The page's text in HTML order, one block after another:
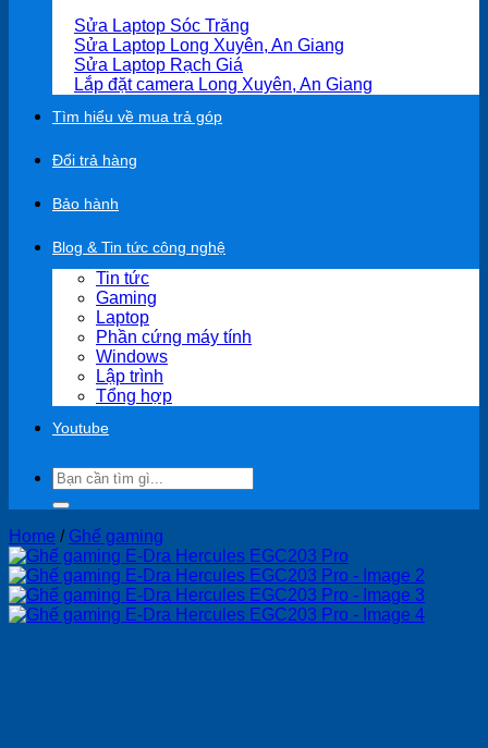
Sửa Laptop Sóc Trăng
Sửa Laptop Long Xuyên, An Giang
Sửa Laptop Rạch Giá
Lắp đặt camera Long Xuyên, An Giang
Tìm hiểu về mua trả góp
Đổi trả hàng
Bảo hành
Blog & Tin tức công nghệ
Tin tức
Gaming
Laptop
Phần cứng máy tính
Windows
Lập trình
Tổng hợp
Youtube
Search
for:
Home / Ghế gaming